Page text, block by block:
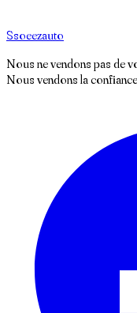
Ssoeezauto
Nous ne vendons pas de
Nous vendons la